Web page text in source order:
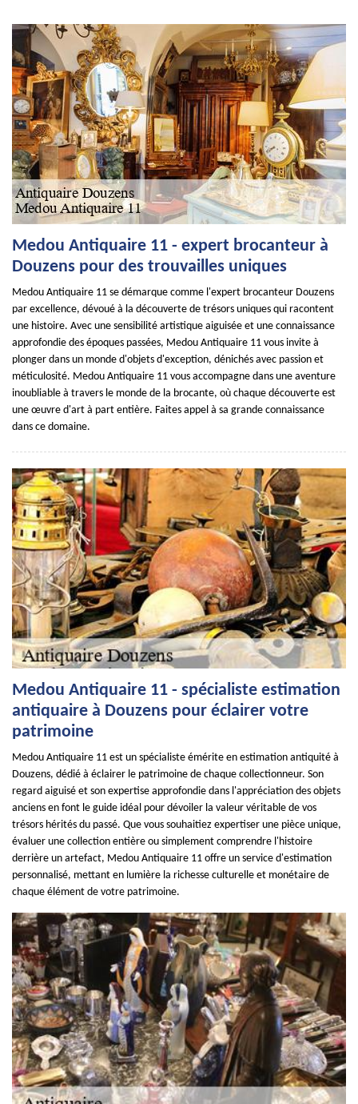
Medou Antiquaire 11 - expert brocanteur à
Douzens pour des trouvailles uniques
Medou Antiquaire 11 se démarque comme l'expert brocanteur Douzens
par excellence, dévoué à la découverte de trésors uniques qui racontent
une histoire. Avec une sensibilité artistique aiguisée et une connaissance
approfondie des époques passées, Medou Antiquaire 11 vous invite à
plonger dans un monde d'objets d'exception, dénichés avec passion et
méticulosité. Medou Antiquaire 11 vous accompagne dans une aventure
inoubliable à travers le monde de la brocante, où chaque découverte est
une œuvre d'art à part entière. Faites appel à sa grande connaissance
dans ce domaine.
Medou Antiquaire 11 - spécialiste estimation
antiquaire à Douzens pour éclairer votre
patrimoine
Medou Antiquaire 11 est un spécialiste émérite en estimation antiquité à
Douzens, dédié à éclairer le patrimoine de chaque collectionneur. Son
regard aiguisé et son expertise approfondie dans l'appréciation des objets
anciens en font le guide idéal pour dévoiler la valeur véritable de vos
trésors hérités du passé. Que vous souhaitiez expertiser une pièce unique,
évaluer une collection entière ou simplement comprendre l'histoire
derrière un artefact, Medou Antiquaire 11 offre un service d'estimation
personnalisé, mettant en lumière la richesse culturelle et monétaire de
chaque élément de votre patrimoine.